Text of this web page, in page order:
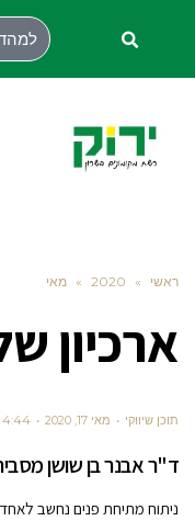
ראשי »
2020
» מאי
ארכיון
תוכן שיווקי מאי 17, 2020 4:44 PM
ד"ר אבנר בן שושן
ניתוח מתיחת פנים נחשב